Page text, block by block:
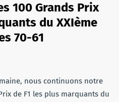
100 Grands Prix
du XXIème
70-61
nous continuons notre
de F1 les plus marquants du